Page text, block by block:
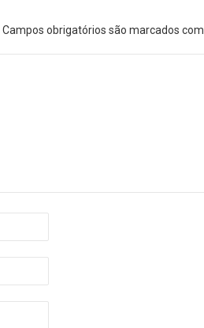
Campos obrigatórios são marcados com